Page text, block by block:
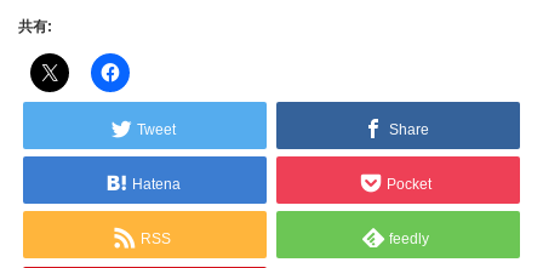
共有:
Tweet Share
Hatena Pocket
RSS feedly